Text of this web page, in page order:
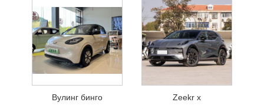
Вулинг бинго Zeekr x